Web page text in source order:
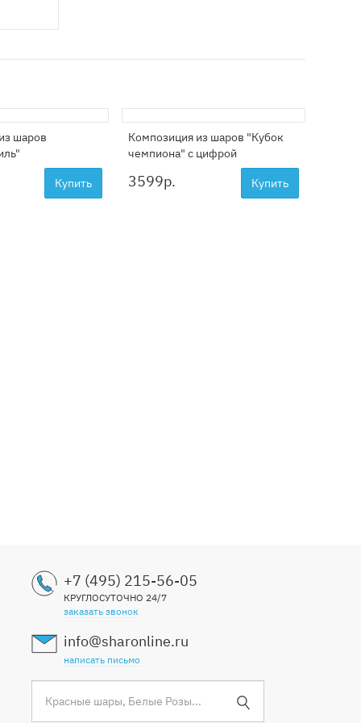
шаров
Купить
Композиция из шаров "Кубок
чемпиона" с цифрой
3599р. Купить
+7 (495) 215-56-05
КРУГЛОСУТОЧНО 24/7
заказать звонок
info@sharonline.ru
написать письмо